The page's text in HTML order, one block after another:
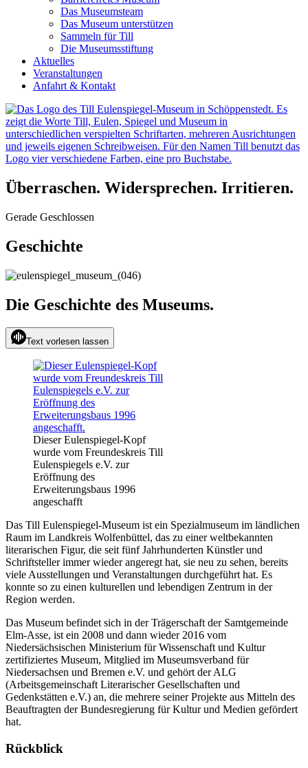
Das Museumsteam
Das Museum unterstützen
Sammeln für Till
Die Museumsstiftung
Aktuelles
Veranstaltungen
Anfahrt & Kontakt
Überraschen. Widersprechen. Irritieren.
Gerade Geschlossen
Geschichte
Die Geschichte des Museums.
Text vorlesen lassen
Dieser Eulenspiegel-Kopf
wurde vom Freundeskreis Till
Eulenspiegels e.V. zur
Eröffnung des
Erweiterungsbaus 1996
angeschafft
Das Till Eulenspiegel-Museum ist ein Spezialmuseum im ländlichen
Raum im Landkreis Wolfenbüttel, das zu einer weltbekannten
literarischen Figur, die seit fünf Jahrhunderten Künstler und
Schriftsteller immer wieder angeregt hat, sie neu zu sehen, bereits
viele Ausstellungen und Veranstaltungen durchgeführt hat. Es
konnte so zu einen kulturellen und lebendigen Zentrum in der
Region werden.
Das Museum befindet sich in der Träger­schaft der Samt­gemeinde
Elm-Asse, ist ein 2008 und dann wieder 2016 vom
Niedersächsischen Ministerium für Wissenschaft und Kultur
zertifiziertes Museum, Mitglied im Museumsverband für
Niedersachsen und Bremen e.V. und gehört der ALG
(Arbeitsgemeinschaft Literarischer Gesellschaften und
Gedenkstätten e.V.) an, die mehrere seiner Projekte aus Mitteln des
Beauftragten der Bundesregierung für Kultur und Medien gefördert
hat.
Rückblick